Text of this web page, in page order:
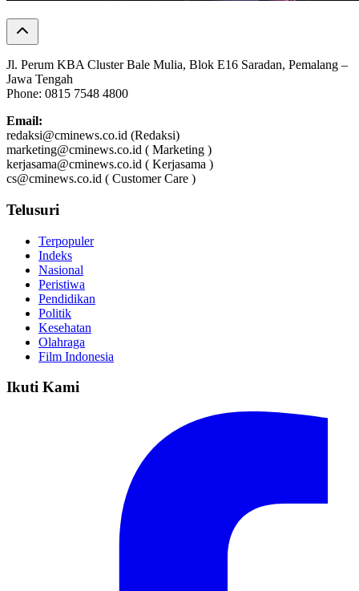
Jl. Perum KBA Cluster Bale Mulia, Blok E16 Saradan, Pemalang –
Jawa Tengah
Phone: 0815 7548 4800
Email:
redaksi@cminews.co.id (Redaksi)
marketing@cminews.co.id ( Marketing )
kerjasama@cminews.co.id ( Kerjasama )
cs@cminews.co.id ( Customer Care )
Telusuri
Terpopuler
Indeks
Nasional
Peristiwa
Pendidikan
Politik
Kesehatan
Olahraga
Film Indonesia
Ikuti Kami